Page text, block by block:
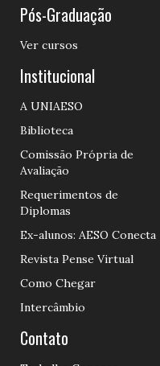
Pós-Graduação
Ver cursos
Institucional
A UNIAESO
Biblioteca
Comissão Própria de
Avaliação
Requerimentos de
Diplomas
Ex-alunos: AESO Conecta
Revista Pense Virtual
Como Chegar
Intercâmbio
Contato